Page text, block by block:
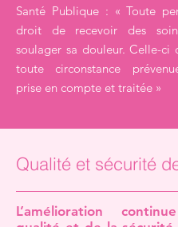
Santé Publique : « Toute
droit de recevoir des
soulager sa douleur. Celle-ci
toute circonstance
prise en compte et traitée »
Qualité et sécurité
L’amélioration